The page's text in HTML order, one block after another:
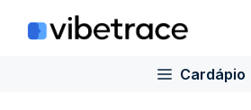
para
Cardápio